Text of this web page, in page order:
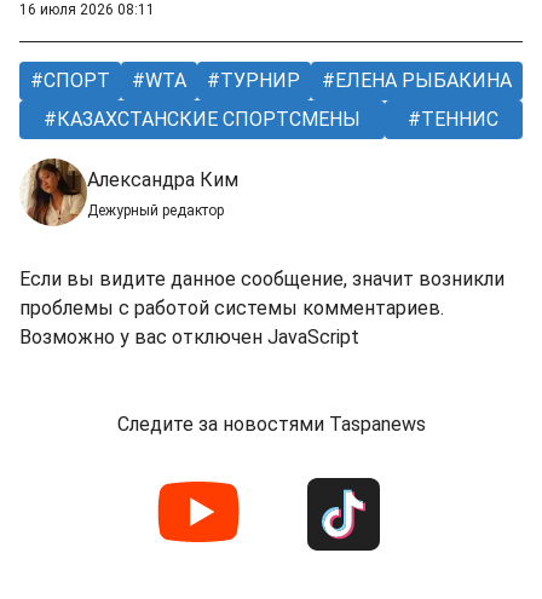
16 июля 2026 08:11
СПОРТ WTA ТУРНИР
ЕЛЕНА РЫБАКИНА
КАЗАХСТАНСКИЕ СПОРТСМЕНЫ
ТЕННИС
Александра Ким
Дежурный редактор
Если вы видите данное сообщение, значит возникли
проблемы с работой системы комментариев.
Возможно у вас отключен JavaScript
Следите за новостями Taspanews